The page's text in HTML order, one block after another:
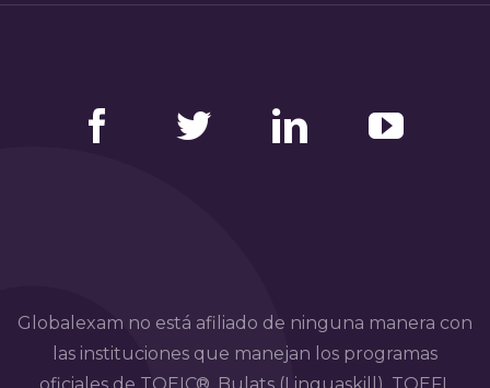
Globalexam no está afiliado de ninguna manera con
las instituciones que manejan los programas